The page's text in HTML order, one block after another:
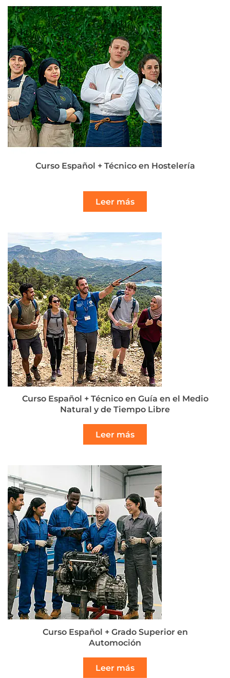
Curso Español + Técnico en Hostelería
Leer más
Curso Español + Técnico en Guía en el Medio
Natural y de Tiempo Libre
Leer más
Curso Español + Grado Superior en
Automoción
Leer más